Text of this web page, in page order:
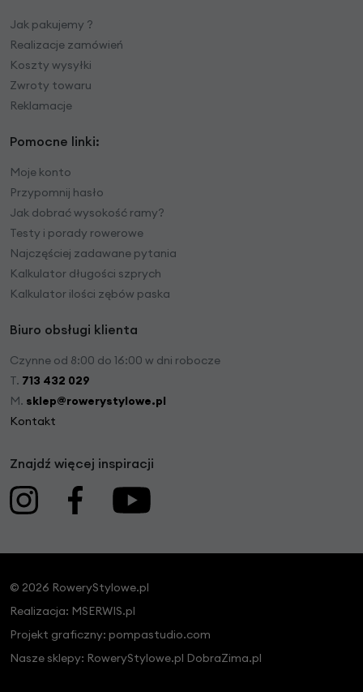
Jak pakujemy ?
Realizacje zamówień
Koszty wysyłki
Zwroty towaru
Reklamacje
Pomocne linki:
Moje konto
Przypomnij hasło
Jak dobrać wysokość ramy?
Testy i porady rowerowe
Najczęściej zadawane pytania
Kalkulator długości szprych
Kalkulator ilości zębów paska
Biuro obsługi klienta
Czynne od 8:00 do 16:00 w dni robocze
T. 713 432 029
M. sklep@rowerystylowe.pl
Kontakt
Znajdź więcej inspiracji
© 2026 RoweryStylowe.pl
Realizacja: MSERWIS.pl
Projekt graficzny: pompastudio.com
Nasze sklepy: RoweryStylowe.pl DobraZima.pl